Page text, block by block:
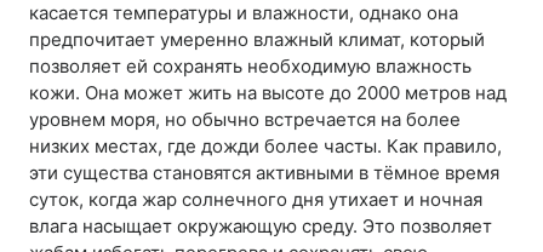
касается температуры и влажности, однако она
предпочитает умеренно влажный климат, который
позволяет ей сохранять необходимую влажность
кожи. Она может жить на высоте до 2000 метров над
уровнем моря, но обычно встречается на более
низких местах, где дожди более часты. Как правило,
эти существа становятся активными в тёмное время
суток, когда жар солнечного дня утихает и ночная
влага насыщает окружающую среду. Это позволяет